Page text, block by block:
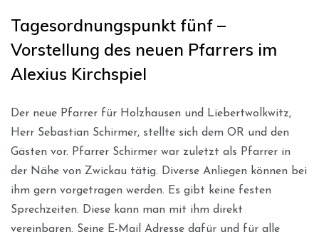
Tagesordnungspunkt fünf –
Vorstellung des neuen Pfarrers im
Alexius Kirchspiel
Der neue Pfarrer für Holzhausen und Liebertwolkwitz,
Herr Sebastian Schirmer, stellte sich dem OR und den
Gästen vor. Pfarrer Schirmer war zuletzt als Pfarrer in
der Nähe von Zwickau tätig. Diverse Anliegen können bei
ihm gern vorgetragen werden. Es gibt keine festen
Sprechzeiten. Diese kann man mit ihm direkt
vereinbaren. Seine E-Mail Adresse dafür und für alle